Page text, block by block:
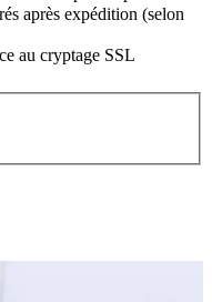
après expédition (selon
au cryptage SSL